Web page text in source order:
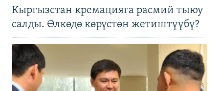
Кыргызстан кремацияга расмий тыюу
салды. Өлкөдө көрүстөн жетиштүүбү?